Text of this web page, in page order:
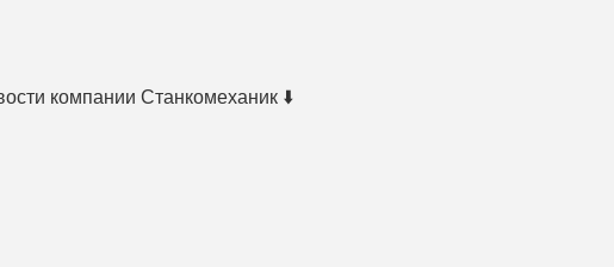
компании Станкомеханик ⬇️